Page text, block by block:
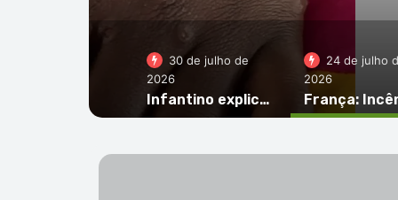
30 de julho de
2026
Infantino explica plano da Fifa de ‘vender’ Copa e cita sucesso de Cabo Verde como argumento
24 de julho
2026
Miss